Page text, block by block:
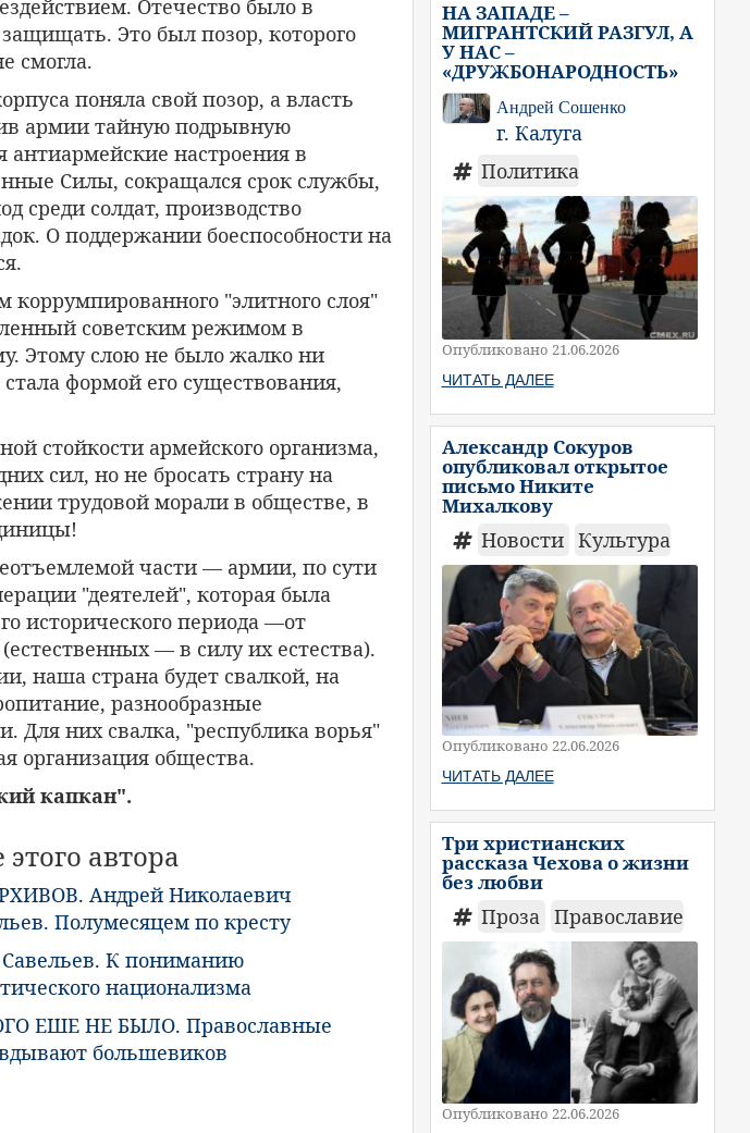
Отечество было в
Это был позор, которого
смогла.
поняла свой позор, а власть
армии тайную подрывную
антиармейские настроения в
Силы, сокращался срок службы,
среди солдат, производство
О поддержании боеспособности на
"элитного слоя"
советским режимом в
Этому слою не было жалко ни
формой его существования,
стойкости армейского организма,
сил, но не бросать страну на
трудовой морали в обществе, в
части — армии, по сути
"деятелей", которая была
исторического периода —от
— в силу их естества).
наша страна будет свалкой, на
разнообразные
Для них свалка, "республика ворья"
организация общества.
капкан".
автора
Андрей Николаевич
Полумесяцем по кресту
К пониманию
национализма
ЕШЕ НЕ БЫЛО. Православные
большевиков
НА ЗАПАДЕ –
МИГРАНТСКИЙ РАЗГУЛ, А
У НАС –
«ДРУЖБОНАРОДНОСТЬ»
Андрей Сошенко
г. Калуга
Политика
Опубликовано 21.06.2026
ЧИТАТЬ ДАЛЕЕ
Александр Сокуров
опубликовал открытое
письмо Никите
Михалкову
Новости Культура
Опубликовано 22.06.2026
ЧИТАТЬ ДАЛЕЕ
Три христианских
рассказа Чехова о жизни
без любви
Проза Православие
Опубликовано 22.06.2026